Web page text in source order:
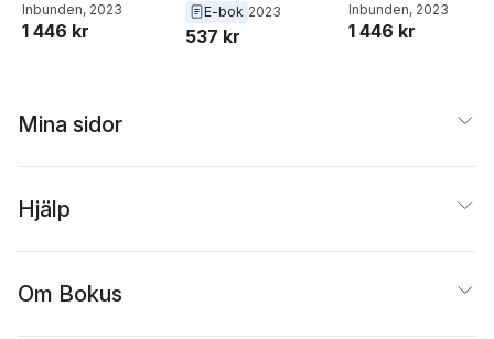
Vagg
Inbunden, 2023
1 446 kr
Shapland
E-bok 2023
537 kr
Inbunden, 2023
1 446 kr
Mina sidor
Hjälp
Om Bokus